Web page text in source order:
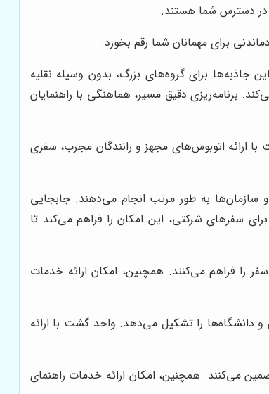
برای مهمانان شما رقم بخورد.
برای گروه‌های بزرگ، بدون وسیله نقلیه
برنامه‌ریزی دقیق مسیر، هماهنگی با راهنمایان
با ارائه اتوبوس‌های مجهز و رانندگان مجرب، سفری
سازمان‌ها به طور مرتب انجام می‌دهند. جابجایی
سفرهای شرکتی، این امکان را فراهم می‌کند تا
را فراهم می‌کنند. همچنین، امکان ارائه خدمات
و دانشگاه‌ها را تشکیل می‌دهد. واحد گشت با ارائه
می‌کنند. همچنین، امکان ارائه خدمات راهنمای